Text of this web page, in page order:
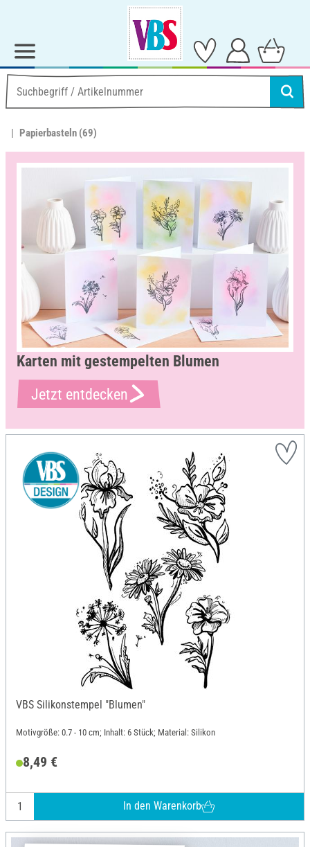
Papierbasteln (69)
Karten mit gestempelten Blumen
Jetzt entdecken
VBS Silikonstempel "Blumen"
Motivgröße: 0.7 - 10 cm; Inhalt: 6 Stück; Material: Silikon
8,49 €
In den Warenkorb